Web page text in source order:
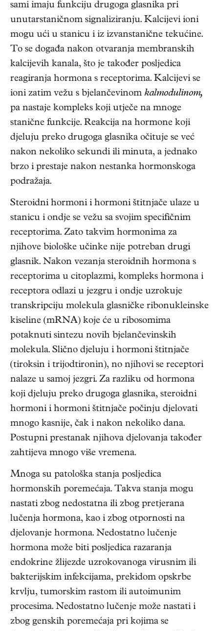
sami imaju funkciju drugoga glasnika pri
unutarstaničnom signaliziranju. Kalcijevi ioni
mogu ući u stanicu i iz izvanstanične tekućine.
To se događa nakon otvaranja membranskih
kalcijevih kanala, što je također posljedica
reagiranja hormona s receptorima. Kalcijevi se
ioni zatim vežu s bjelančevinom kalmodulinom,
pa nastaje kompleks koji utječe na mnoge
stanične funkcije. Reakcija na hormone koji
djeluju preko drugoga glasnika očituje se već
nakon nekoliko sekundi ili minuta, a jednako
brzo i prestaje nakon nestanka hormonskoga
podražaja.
Steroidni hormoni i hormoni štitnjače ulaze u
stanicu i ondje se vežu sa svojim specifičnim
receptorima. Zato takvim hormonima za
njihove biološke učinke nije potreban drugi
glasnik. Nakon vezanja steroidnih hormona s
receptorima u citoplazmi, kompleks hormona i
receptora odlazi u jezgru i ondje uzrokuje
transkripciju molekula glasničke ribonukleinske
kiseline (mRNA) koje će u ribosomima
potaknuti sintezu novih bjelančevinskih
molekula. Slično djeluju i hormoni štitnjače
(tiroksin i trijodtironin), no njihovi se receptori
nalaze u samoj jezgri. Za razliku od hormona
koji djeluju preko drugoga glasnika, steroidni
hormoni i hormoni štitnjače počinju djelovati
mnogo kasnije, čak i nakon nekoliko dana.
Postupni prestanak njihova djelovanja također
zahtijeva mnogo više vremena.
Mnoga su patološka stanja posljedica
hormonskih poremećaja. Takva stanja mogu
nastati zbog nedostatna ili zbog pretjerana
lučenja hormona, kao i zbog otpornosti na
djelovanje hormona. Nedostatno lučenje
hormona može biti posljedica razaranja
endokrine žlijezde uzrokovanoga virusnim ili
bakterijskim infekcijama, prekidom opskrbe
krvlju, tumorskim rastom ili autoimunim
procesima. Nedostatno lučenje može nastati i
zbog genskih poremećaja pri kojima se